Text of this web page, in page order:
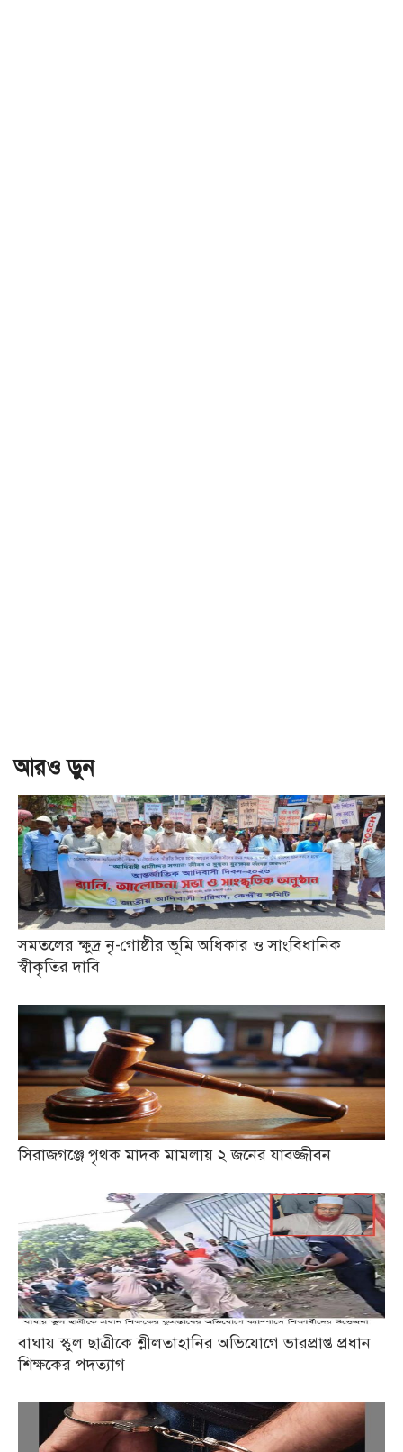
আরও ড়ুন
সমতলের ক্ষুদ্র নৃ-গোষ্ঠীর ভূমি অধিকার ও সাংবিধানিক
স্বীকৃতির দাবি
সিরাজগঞ্জে পৃথক মাদক মামলায় ২ জনের যাবজ্জীবন
বাঘায় স্কুল ছাত্রীকে শ্লীলতাহানির অভিযোগে ভারপ্রাপ্ত প্রধান
শিক্ষকের পদত্যাগ